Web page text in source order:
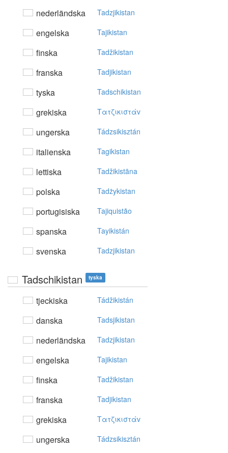
nederländska Tadzjikistan
engelska Tajikistan
finska Tadžikistan
franska Tadjikistan
tyska Tadschikistan
grekiska Tατζικιστάv
ungerska Tádzsikisztán
italienska Tagikistan
lettiska Tadžikistāna
polska Tadżykistan
portugisiska Tajiquistão
spanska Tayikistán
svenska Tadzjikistan
Tadschikistan tyska
tjeckiska Tádžikistán
danska Tadsjikistan
nederländska Tadzjikistan
engelska Tajikistan
finska Tadžikistan
franska Tadjikistan
grekiska Tατζικιστάv
ungerska Tádzsikisztán